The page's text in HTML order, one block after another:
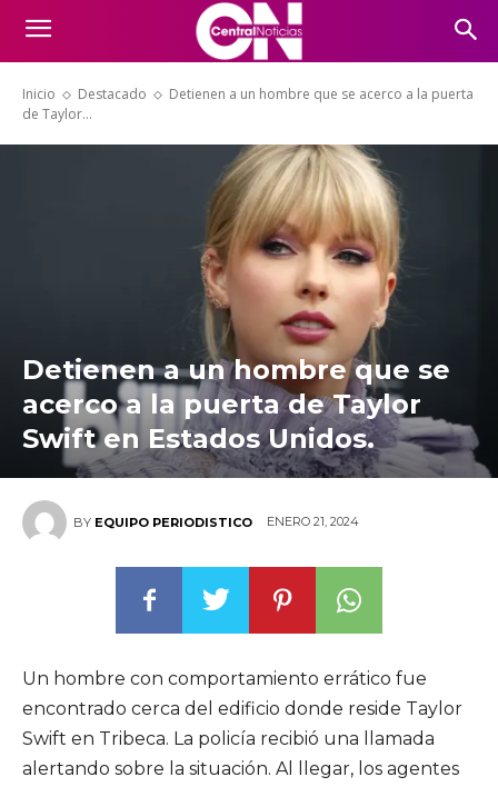
Inicio Destacado
Detienen a un hombre que se acerco a la puerta
de Taylor...
Detienen a un hombre que se
acerco a la puerta de Taylor
Swift en Estados Unidos.
BY EQUIPO PERIODISTICO ENERO 21, 2024
Un hombre con comportamiento errático fue
encontrado cerca del edificio donde reside Taylor
Swift en Tribeca. La policía recibió una llamada
alertando sobre la situación. Al llegar, los agentes